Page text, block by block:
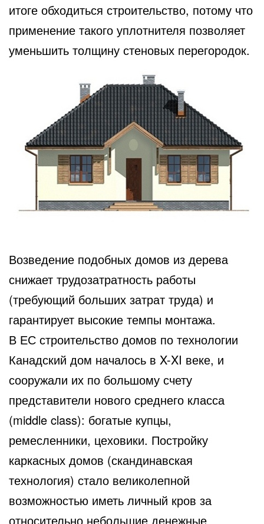
итоге обходиться строительство, потому что
применение такого уплотнителя позволяет
уменьшить толщину стеновых перегородок.
Возведение подобных домов из дерева
снижает трудозатратность работы
(требующий больших затрат труда) и
гарантирует высокие темпы монтажа.
В ЕС строительство домов по технологии
Канадский дом началось в X-XI веке, и
сооружали их по большому счету
представители нового среднего класса
(middle class): богатые купцы,
ремесленники, цеховики. Постройку
каркасных домов (скандинавская
технология) стало великолепной
возможностью иметь личный кров за
относительно небольшие денежные